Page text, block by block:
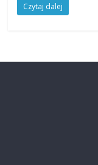
Czytaj dalej